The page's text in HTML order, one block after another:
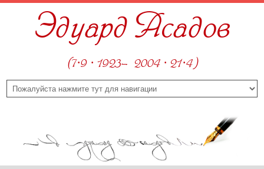
Эдуард Асадов
(7·9 · 1923—2004 · 21·4)